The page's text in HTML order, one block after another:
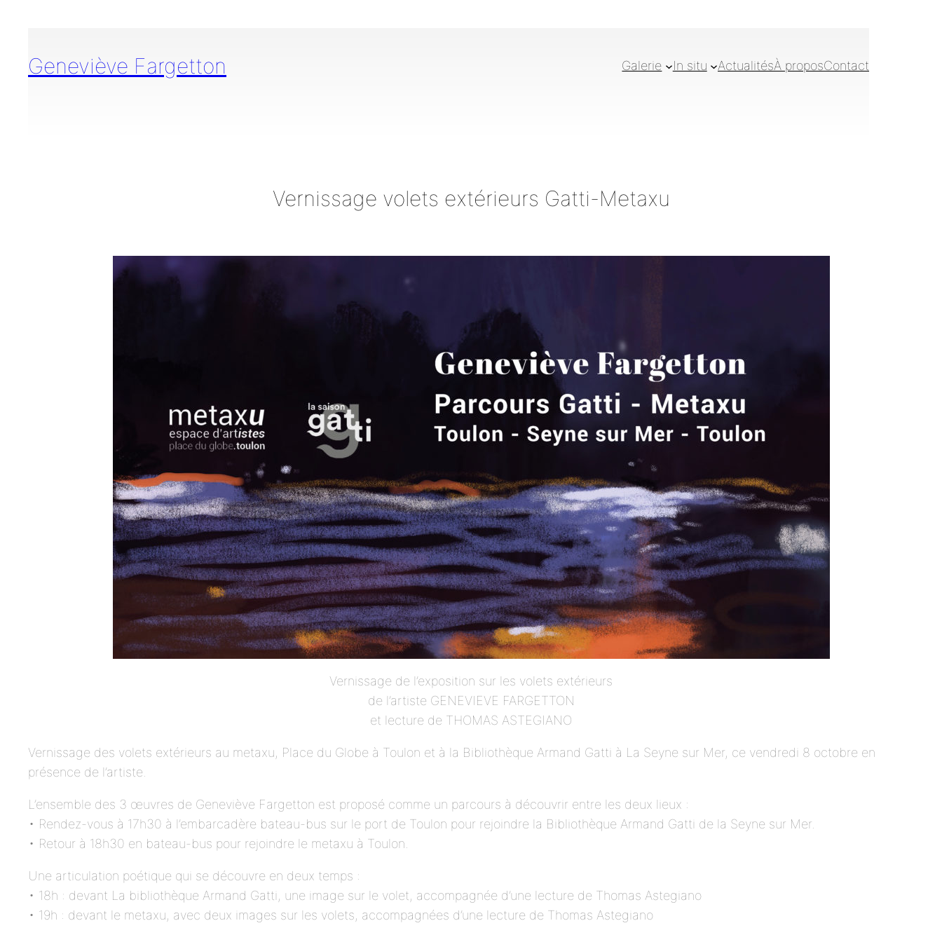
Geneviève Fargetton Galerie In situ ActualitésÀ proposContact
Vernissage volets extérieurs Gatti-Metaxu
Vernissage de l’exposition sur les volets extérieurs
de l’artiste GENEVIEVE FARGETTON
et lecture de THOMAS ASTEGIANO
Vernissage des volets extérieurs au metaxu, Place du Globe à Toulon et à la Bibliothèque Armand Gatti à La Seyne sur Mer, ce vendredi 8 octobre en
présence de l’artiste.
L’ensemble des 3 œuvres de Geneviève Fargetton est proposé comme un parcours à découvrir entre les deux lieux :
• Rendez-vous à 17h30 à l’embarcadère bateau-bus sur le port de Toulon pour rejoindre la Bibliothèque Armand Gatti de la Seyne sur Mer.
• Retour à 18h30 en bateau-bus pour rejoindre le metaxu à Toulon.
Une articulation poétique qui se découvre en deux temps :
• 18h : devant La bibliothèque Armand Gatti, une image sur le volet, accompagnée d’une lecture de Thomas Astegiano
• 19h : devant le metaxu, avec deux images sur les volets, accompagnées d’une lecture de Thomas Astegiano